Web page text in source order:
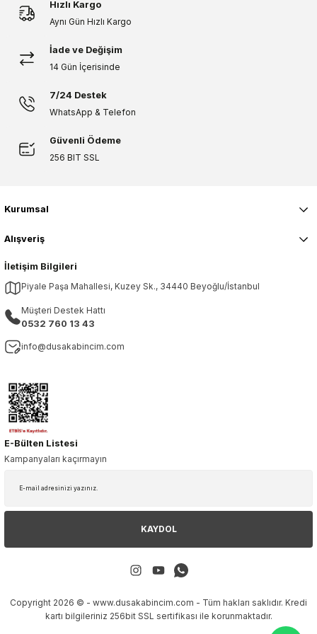
çok memnunum
Teslimat çok rahttı. Benimle mükemmel iletişim kurdular ve gelmeden önce aradılar. Şu
ana kadar jakuziden çok memnunum
Beklenenden çok daha iyi. Mükemmel kalite. Beğenerek kullanıyoruz.
Yorum Yaz
Bu ürüne benzer farklı alternatifler olmalı.
Hızlı Kargo
Aynı Gün Hızlı Kargo
İade ve Değişim
14 Gün İçerisinde
7/24 Destek
WhatsApp & Telefon
Güvenli Ödeme
256 BIT SSL
İletişim Bilgileri
Piyale Paşa Mahallesi, Kuzey Sk., 34440 Beyoğlu/İstanbul
Müşteri Destek Hattı
0532 760 13 43
info@dusakabincim.com
Kurumsal
Alışveriş
E-Bülten Listesi
Kampanyaları kaçırmayın
KAYDOL
Copyright 2026 © - www.dusakabincim.com - Tüm hakları saklıdır. Kredi
kartı bilgileriniz 256bit SSL sertifikası ile korunmaktadır.